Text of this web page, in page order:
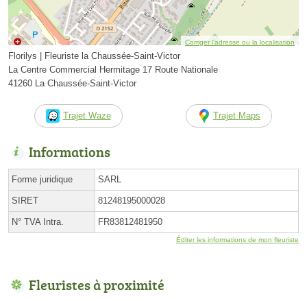
Corriger l’adresse ou la localisation
Florilys | Fleuriste la Chaussée-Saint-Victor
La Centre Commercial Hermitage 17 Route Nationale
41260 La Chaussée-Saint-Victor
Trajet Waze Trajet Maps
Informations
Forme juridique SARL
SIRET 81248195000028
N° TVA Intra. FR83812481950
Éditer les informations de mon fleuriste
Fleuristes à proximité